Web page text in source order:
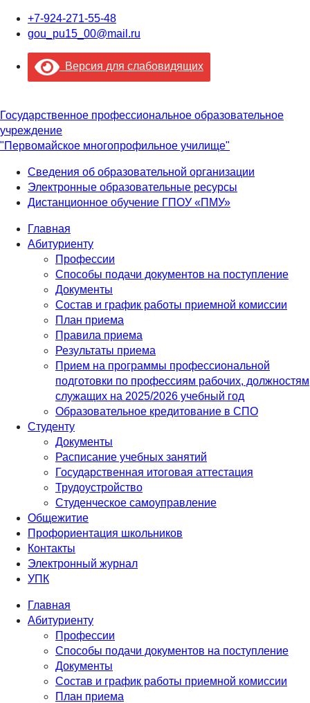
+7-924-271-55-48
gou_pu15_00@mail.ru
Версия для слабовидящих
Государственное профессиональное образовательное
учреждение
"Первомайское многопрофильное училище"
Сведения об образовательной организации
Электронные образовательные ресурсы
Дистанционное обучение ГПОУ «ПМУ»
Главная
Абитуриенту
Профессии
Способы подачи документов на поступление
Документы
Состав и график работы приемной комиссии
План приема
Правила приема
Результаты приема
Прием на программы профессиональной
подготовки по профессиям рабочих, должностям
служащих на 2025/2026 учебный год
Образовательное кредитование в СПО
Студенту
Документы
Расписание учебных занятий
Государственная итоговая аттестация
Трудоустройство
Студенческое самоуправление
Общежитие
Профориентация школьников
Контакты
Электронный журнал
УПК
Главная
Абитуриенту
Профессии
Способы подачи документов на поступление
Документы
Состав и график работы приемной комиссии
План приема